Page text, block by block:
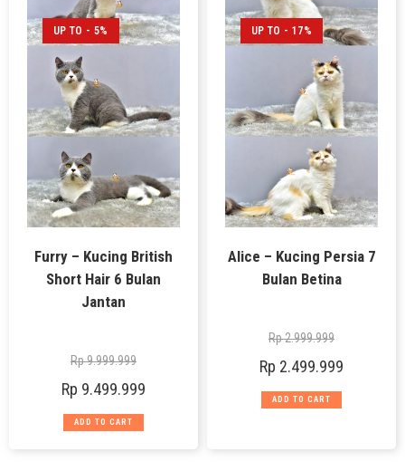
UP TO - 5%
Furry – Kucing British
Short Hair 6 Bulan
Jantan
Rp9.999.999
Rp 9.499.999
ADD TO CART
UP TO - 17%
Alice – Kucing Persia 7
Bulan Betina
Rp2.999.999
Rp 2.499.999
ADD TO CART